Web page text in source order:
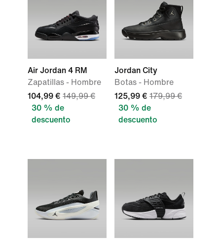
Air Jordan 4 RM
Zapatillas - Hombre
104,99 € 149,99 €
30 % de
descuento
Jordan City
Botas - Hombre
125,99 € 179,99 €
30 % de
descuento